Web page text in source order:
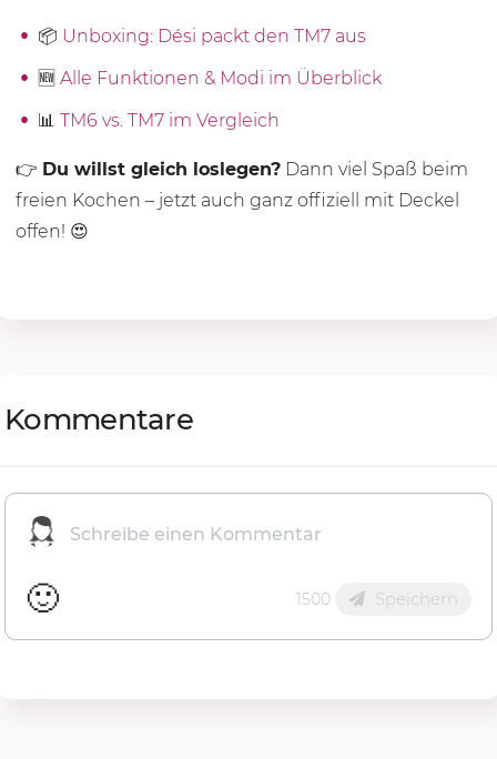
📦 Unboxing: Dési packt den TM7 aus
🆕 Alle Funktionen & Modi im Überblick
📊 TM6 vs. TM7 im Vergleich
👉 Du willst gleich loslegen? Dann viel Spaß beim
freien Kochen – jetzt auch ganz offiziell mit Deckel
offen! 😍
Kommentare
🙂 1500 Speichern